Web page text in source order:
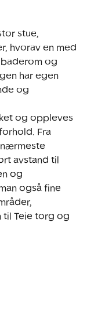
stue,
hvorav en med
og
har egen
og
og oppleves
Fra
avstand til
og
også fine
til Teie torg og